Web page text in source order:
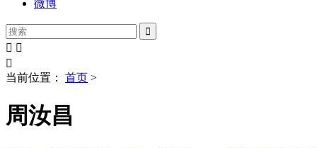
微博

 

当前位置： 首页 >
周汝昌